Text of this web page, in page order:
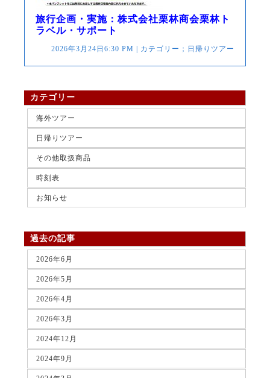
旅行企画・実施：株式会社栗林商会栗林ト
ラベル・サポート
2026年3月24日6:30 PM | カテゴリー； 日帰りツアー
カテゴリー
海外ツアー
日帰りツアー
その他取扱商品
時刻表
お知らせ
過去の記事
2026年6月
2026年5月
2026年4月
2026年3月
2024年12月
2024年9月